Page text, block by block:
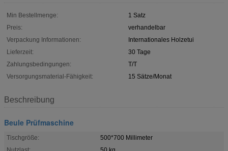
Min Bestellmenge:
1 Satz
Preis:
verhandelbar
Verpackung Informationen:
Internationales Holzetui
Lieferzeit:
30 Tage
Zahlungsbedingungen:
T/T
Versorgungsmaterial-Fähigkeit:
15 Sätze/Monat
Beschreibung
Beule Prüfmaschine
Tischgröße:
500*700 Millimeter